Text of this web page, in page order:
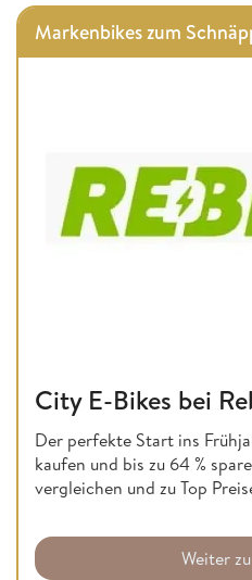
Markenbikes zum
City E-Bikes bei
Der perfekte Start ins
kaufen und bis zu 64 %
vergleichen und zu Top
Weiter